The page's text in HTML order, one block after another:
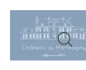
Skip
content